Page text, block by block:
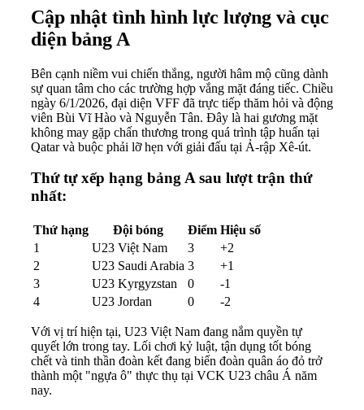
Cập nhật tình hình lực lượng và cục
diện bảng A
Bên cạnh niềm vui chiến thắng, người hâm mộ cũng dành
sự quan tâm cho các trường hợp vắng mặt đáng tiếc. Chiều
ngày 6/1/2026, đại diện VFF đã trực tiếp thăm hỏi và động
viên Bùi Vĩ Hào và Nguyễn Tân. Đây là hai gương mặt
không may gặp chấn thương trong quá trình tập huấn tại
Qatar và buộc phải lỡ hẹn với giải đấu tại Ả-rập Xê-út.
Thứ tự xếp hạng bảng A sau lượt trận thứ
nhất:
Thứ hạng Đội bóng Điểm Hiệu số
1
U23 Việt Nam 3
+2
2
U23 Saudi Arabia 3
+1
3
U23 Kyrgyzstan 0
-1
4
U23 Jordan 0 -2
Với vị trí hiện tại, U23 Việt Nam đang nắm quyền tự
quyết lớn trong tay. Lối chơi kỷ luật, tận dụng tốt bóng
chết và tinh thần đoàn kết đang biến đoàn quân áo đỏ trở
thành một "ngựa ô" thực thụ tại VCK U23 châu Á năm
nay.